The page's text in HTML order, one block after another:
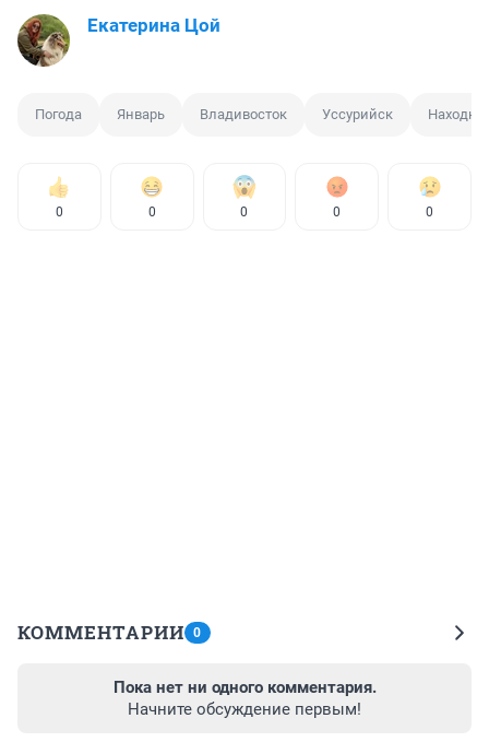
Екатерина Цой
Погода Январь Владивосток Уссурийск Находка
0 0 0 0 0
КОММЕНТАРИИ 0
Пока нет ни одного комментария.
Начните обсуждение первым!